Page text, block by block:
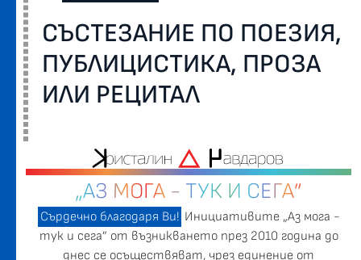
СЪСТЕЗАНИЕ ПО ПОЕЗИЯ,
ПУБЛИЦИСТИКА, ПРОЗА
ИЛИ РЕЦИТАЛ
„АЗ МОГА - ТУК И СЕГА”
Сърдечно благодаря Ви! Инициативите „Аз мога -
тук и сега” от възникването през 2010 година до
днес се осъществяват, чрез единение от